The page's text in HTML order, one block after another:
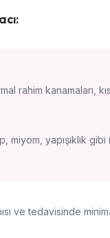
rahim kanamaları,
miyom, yapışıklık
ve tedavisinde